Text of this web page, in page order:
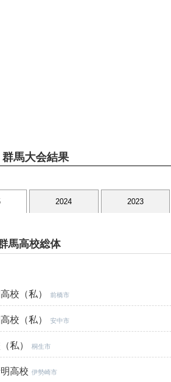
馬大会結果
2024 2023
馬高校総体
校（私） 前橋市
校（私） 安中市
私） 桐生市
高校 伊勢崎市